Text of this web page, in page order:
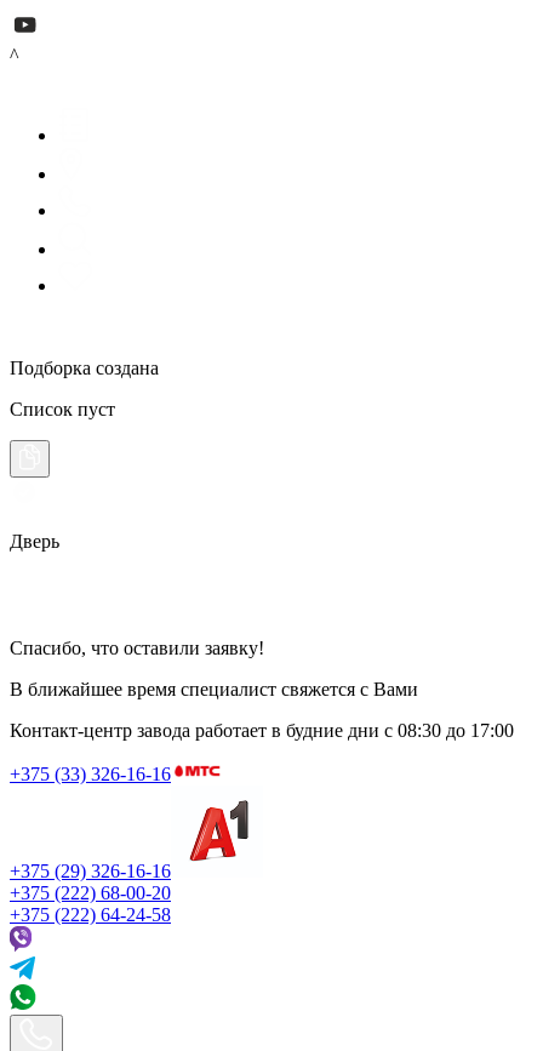
^
Подборка создана
Список пуст
Дверь
Спасибо, что оставили заявку!
В ближайшее время специалист свяжется с Вами
Контакт-центр завода работает в будние дни с 08:30 до 17:00
+375 (33) 326-16-16
+375 (29) 326-16-16
+375 (222) 68-00-20
+375 (222) 64-24-58